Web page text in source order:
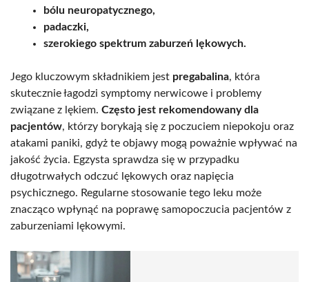
bólu neuropatycznego,
padaczki,
szerokiego spektrum zaburzeń lękowych.
Jego kluczowym składnikiem jest pregabalina, która
skutecznie łagodzi symptomy nerwicowe i problemy
związane z lękiem. Często jest rekomendowany dla
pacjentów, którzy borykają się z poczuciem niepokoju oraz
atakami paniki, gdyż te objawy mogą poważnie wpływać na
jakość życia. Egzysta sprawdza się w przypadku
długotrwałych odczuć lękowych oraz napięcia
psychicznego. Regularne stosowanie tego leku może
znacząco wpłynąć na poprawę samopoczucia pacjentów z
zaburzeniami lękowymi.